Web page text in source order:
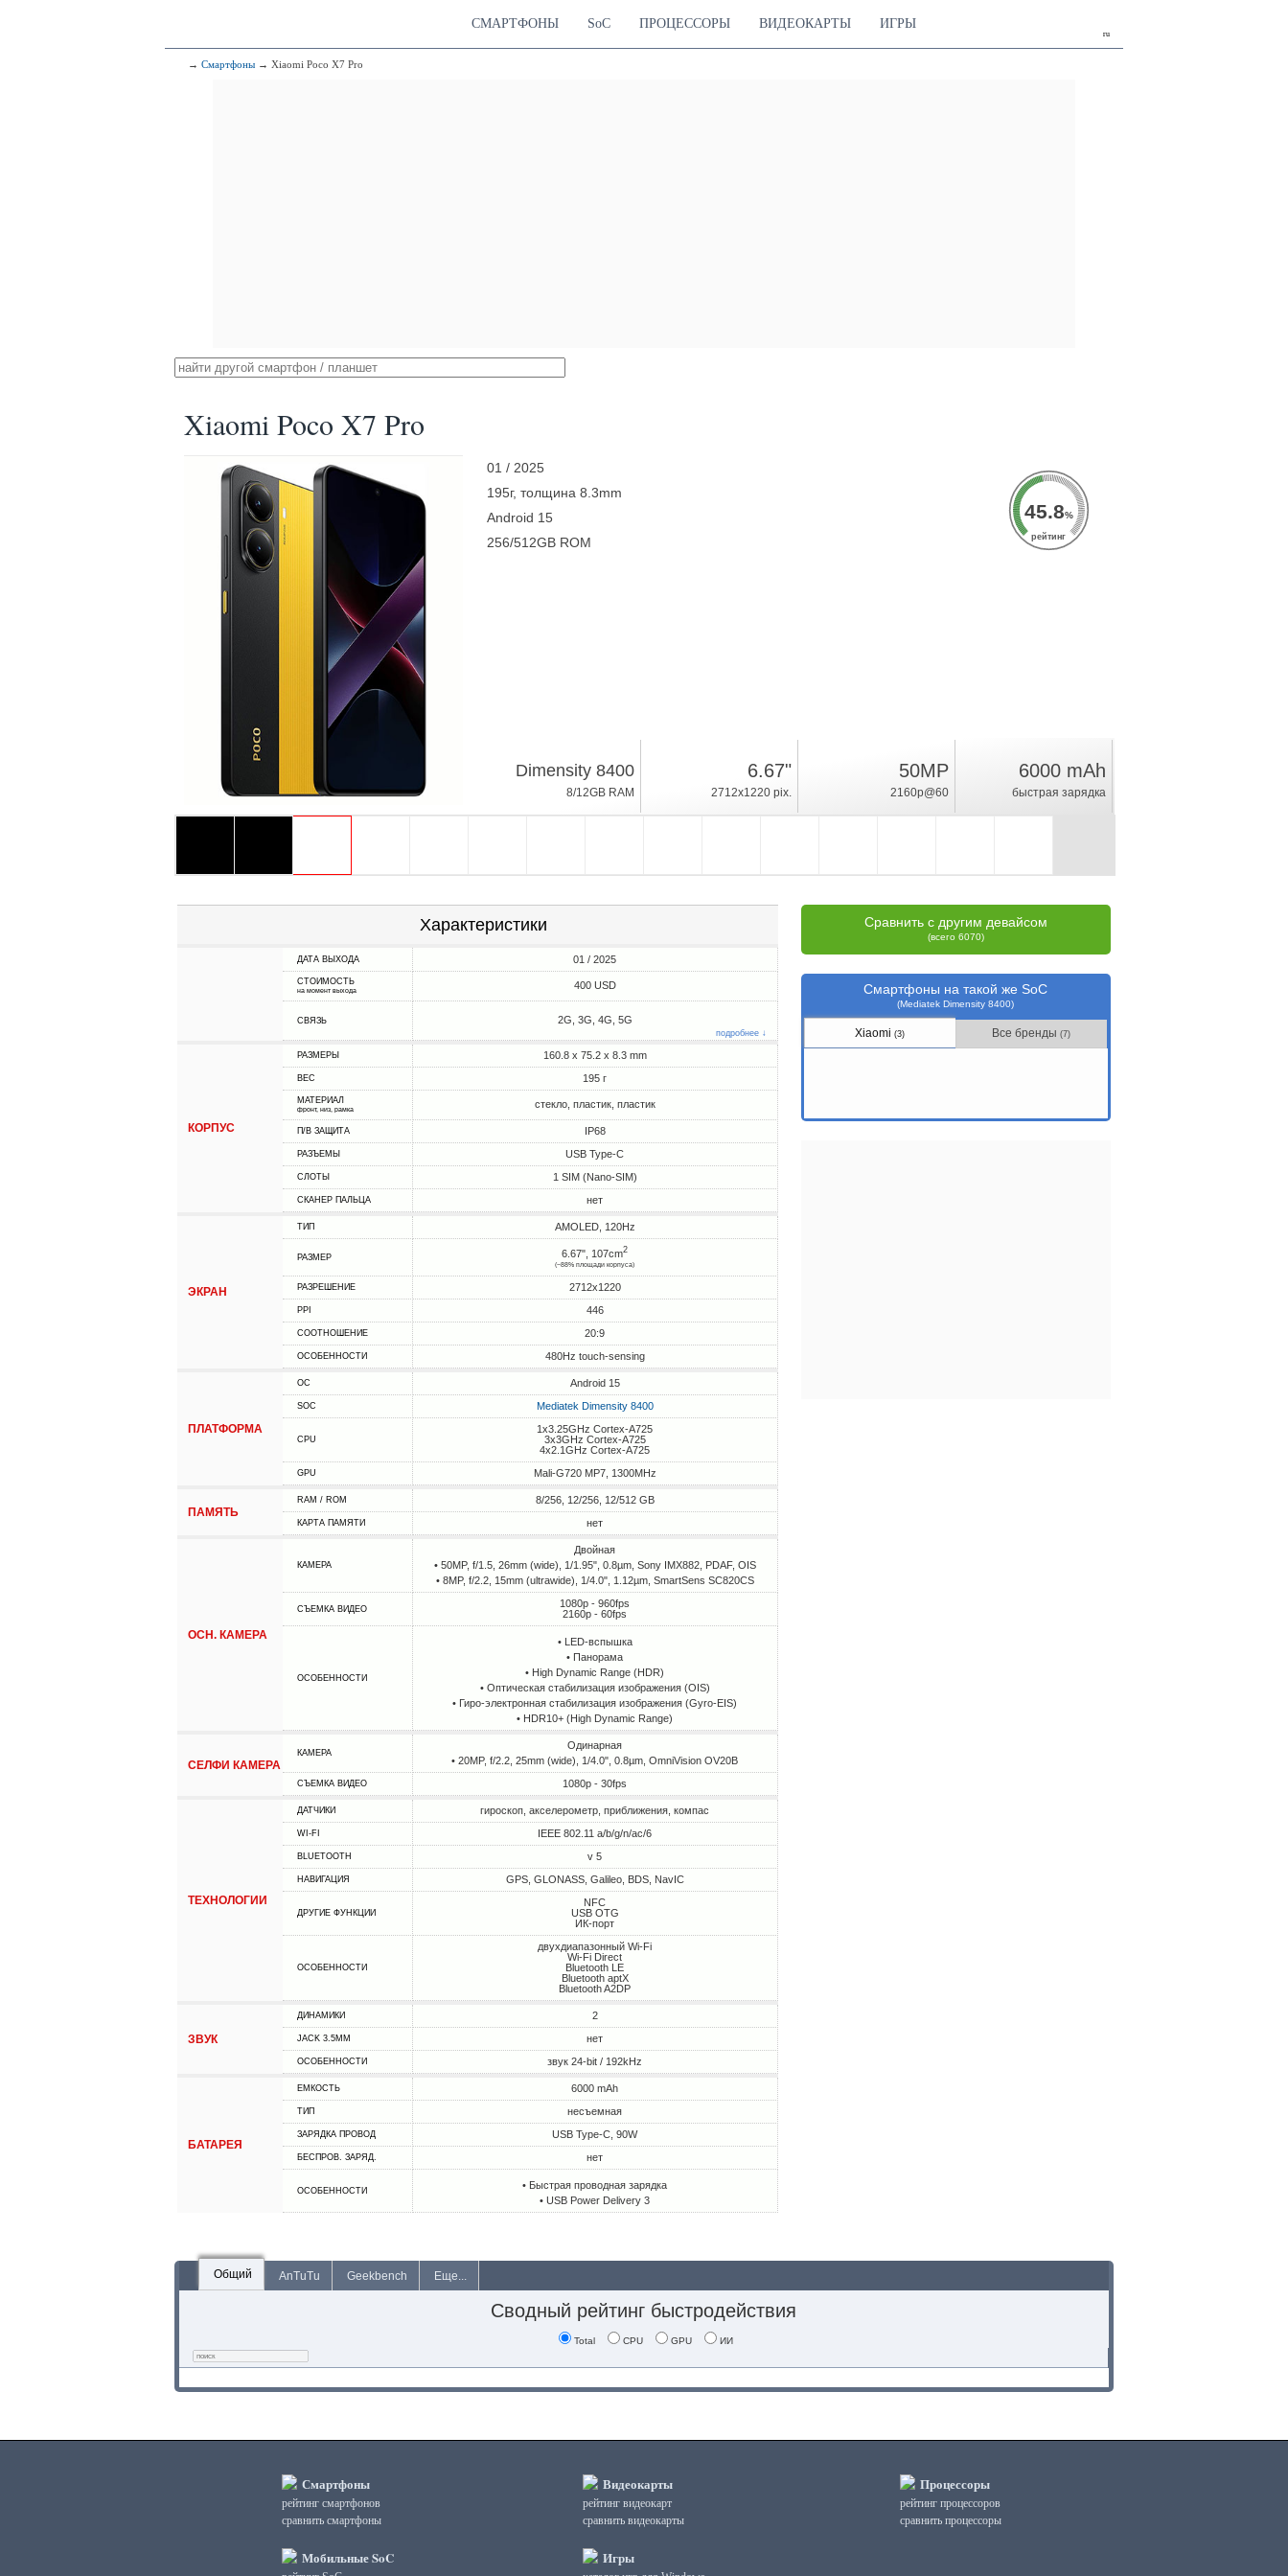
ru
СМАРТФОНЫ SoC ПРОЦЕССОРЫ ВИДЕОКАРТЫ ИГРЫ
→ Смартфоны → Xiaomi Poco X7 Pro
Xiaomi Poco X7 Pro
01 / 2025
195г, толщина 8.3mm
Android 15
256/512GB ROM
45.8%
рейтинг
Dimensity 8400
8/12GB RAM
6.67"
2712x1220 pix.
50MP
2160p@60
6000 mAh
быстрая зарядка
Характеристики
ДАТА ВЫХОДА 01 / 2025
СТОИМОСТЬ
на момент выхода 400 USD
СВЯЗЬ 2G, 3G, 4G, 5G
подробнее ↓
КОРПУС
РАЗМЕРЫ 160.8 x 75.2 x 8.3 mm
ВЕС 195 г
МАТЕРИАЛ
фронт, низ, рамка стекло, пластик, пластик
П/В ЗАЩИТА IP68
РАЗЪЕМЫ USB Type-C
СЛОТЫ 1 SIM (Nano-SIM)
СКАНЕР ПАЛЬЦА нет
ЭКРАН
ТИП AMOLED, 120Hz
РАЗМЕР 6.67", 107cm2
(~88% площади корпуса)
РАЗРЕШЕНИЕ 2712x1220
PPI 446
СООТНОШЕНИЕ 20:9
ОСОБЕННОСТИ 480Hz touch-sensing
ПЛАТФОРМА
ОС Android 15
SOC Mediatek Dimensity 8400
CPU
1x3.25GHz Cortex-A725
3x3GHz Cortex-A725
4x2.1GHz Cortex-A725
GPU Mali-G720 MP7, 1300MHz
ПАМЯТЬ
RAM / ROM 8/256, 12/256, 12/512 GB
КАРТА ПАМЯТИ нет
ОСН. КАМЕРА
КАМЕРА
Двойная
• 50MP, f/1.5, 26mm (wide), 1/1.95", 0.8µm, Sony IMX882, PDAF, OIS
• 8MP, f/2.2, 15mm (ultrawide), 1/4.0", 1.12µm, SmartSens SC820CS
СЪЕМКА ВИДЕО
1080p - 960fps
2160p - 60fps
ОСОБЕННОСТИ
• LED-вспышка
• Панорама
• High Dynamic Range (HDR)
• Оптическая стабилизация изображения (OIS)
• Гиро-электронная стабилизация изображения (Gyro-EIS)
• HDR10+ (High Dynamic Range)
СЕЛФИ КАМЕРА
КАМЕРА
Одинарная
• 20MP, f/2.2, 25mm (wide), 1/4.0", 0.8µm, OmniVision OV20B
СЪЕМКА ВИДЕО 1080p - 30fps
ТЕХНОЛОГИИ
ДАТЧИКИ гироскоп, акселерометр, приближения, компас
WI-FI IEEE 802.11 a/b/g/n/ac/6
BLUETOOTH v 5
НАВИГАЦИЯ GPS, GLONASS, Galileo, BDS, NavIC
ДРУГИЕ ФУНКЦИИ
NFC
USB OTG
ИК-порт
ОСОБЕННОСТИ
двухдиапазонный Wi-Fi
Wi-Fi Direct
Bluetooth LE
Bluetooth aptX
Bluetooth A2DP
ЗВУК
ДИНАМИКИ 2
JACK 3.5MM нет
ОСОБЕННОСТИ звук 24-bit / 192kHz
БАТАРЕЯ
ЕМКОСТЬ 6000 mAh
ТИП несъемная
ЗАРЯДКА ПРОВОД USB Type-C, 90W
БЕСПРОВ. ЗАРЯД. нет
ОСОБЕННОСТИ
• Быстрая проводная зарядка
• USB Power Delivery 3
Сравнить с другим девайсом
(всего 6070)
Смартфоны на такой же SoC
(Mediatek Dimensity 8400)
Xiaomi(3) Все бренды(7)
Общий AnTuTu Geekbench Еще...
Сводный рейтинг быстродействия
Total CPU GPU ИИ
Смартфоны
рейтинг смартфонов
сравнить смартфоны
Мобильные SoC
Видеокарты
рейтинг видеокарт
сравнить видеокарты
Игры
Процессоры
рейтинг процессоров
сравнить процессоры